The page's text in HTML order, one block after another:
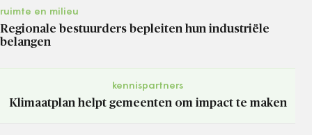
ruimte en milieu
Regionale bestuurders bepleiten hun industriële
belangen
kennispartners
Klimaatplan helpt gemeenten om impact te maken